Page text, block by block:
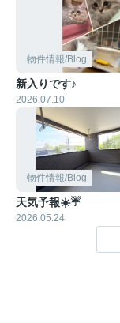
物件情報/Blog
新入りです♪
2026.07.10
物件情報/Blog
天気予報☀️☔
2026.05.24